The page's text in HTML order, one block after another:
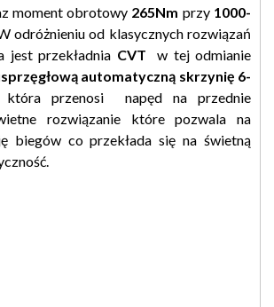
moment obrotowy 265Nm przy 1000-
odróżnieniu od klasycznych rozwiązań
jest przekładnia CVTw tej odmianie
automatyczną skrzynię 6-
która przenosi napęd na przednie
rozwiązanie które pozwala na
biegów co przekłada się na świetną